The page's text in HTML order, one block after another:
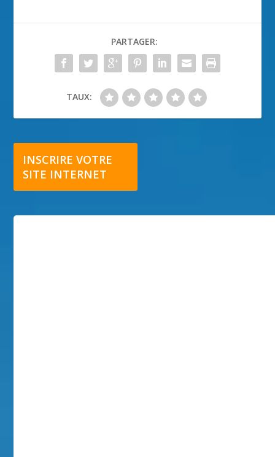
PARTAGER:
TAUX:
INSCRIRE VOTRE
SITE INTERNET